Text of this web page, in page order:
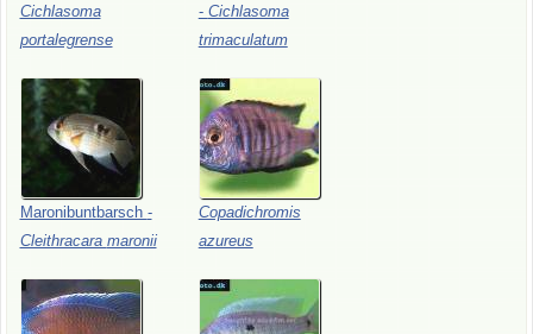
Cichlasoma
portalegrense
- Cichlasoma
trimaculatum
Maronibuntbarsch -
Cleithracara maronii
Copadichromis
azureus